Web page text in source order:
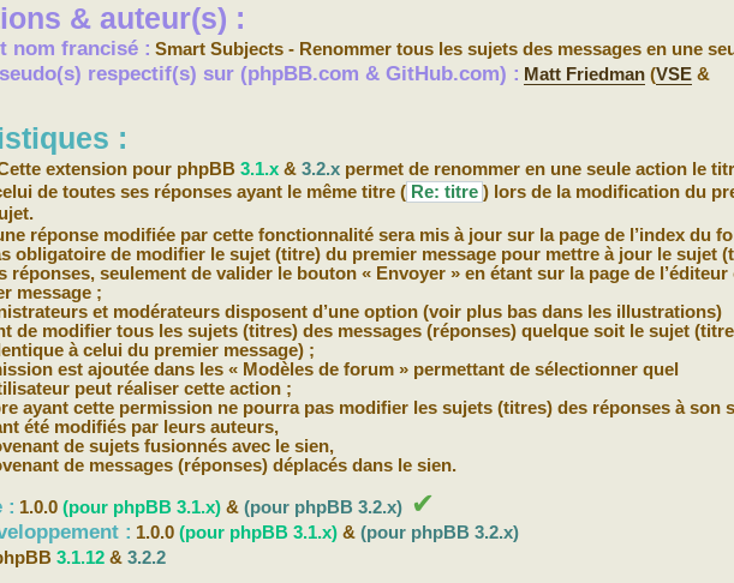
& auteur(s) :
nom francisé : Smart Subjects - Renommer tous les sujets des messages en une
respectif(s) sur (phpBB.com & GitHub.com) : Matt Friedman (VSE &
:
extension pour phpBB3.1.x &3.2.x permet de renommer en une seule action le
de toutes ses réponses ayant le même titre ( Re: titre ) lors de la modification du
réponse modifiée par cette fonctionnalité sera mis à jour sur la page de l’index du
obligatoire de modifier le sujet (titre) du premier message pour mettre à jour le sujet
réponses, seulement de valider le bouton « Envoyer » en étant sur la page de l’éditeur
message ;
et modérateurs disposent d’une option (voir plus bas dans les illustrations)
de modifier tous les sujets (titres) des messages (réponses) quelque soit le sujet
à celui du premier message) ;
est ajoutée dans les « Modèles de forum » permettant de sélectionner quel
peut réaliser cette action ;
ayant cette permission ne pourra pas modifier les sujets (titres) des réponses à son
été modifiés par leurs auteurs,
de sujets fusionnés avec le sien,
de messages (réponses) déplacés dans le sien.
: 1.0.0(pour phpBB 3.1.x) &(pour phpBB 3.2.x) ✔
: 1.0.0(pour phpBB 3.1.x) &(pour phpBB 3.2.x)
3.1.12 &3.2.2